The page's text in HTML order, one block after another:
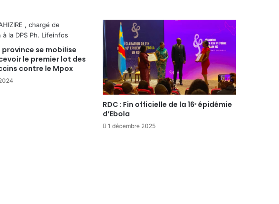
province se mobilise
le premier lot des
contre le Mpox
RDC : Fin officielle de la 16ᵉ épidémie
d’Ebola
1 décembre 2025